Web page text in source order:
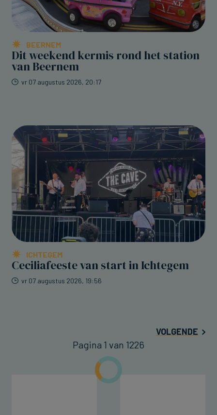
BEERNEM
Dit weekend kermis rond het station
van Beernem
vr 07 augustus 2026, 20:17
ICHTEGEM
Ceciliafeeste van start in Ichtegem
vr 07 augustus 2026, 19:56
VOLGENDE
Pagina 1 van 1226